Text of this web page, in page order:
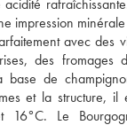
impression
avec des
des fromages
base de
et la structure, il
Le